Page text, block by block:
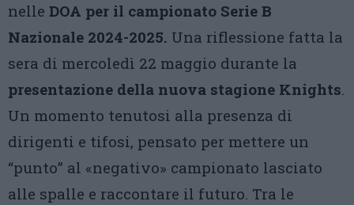
nelle DOA per il campionato Serie B
Nazionale 2024-2025. Una riflessione fatta la
sera di mercoledì 22 maggio durante la
presentazione della nuova stagione Knights.
Un momento tenutosi alla presenza di
dirigenti e tifosi, pensato per mettere un
“punto” al «negativo» campionato lasciato
alle spalle e raccontare il futuro. Tra le